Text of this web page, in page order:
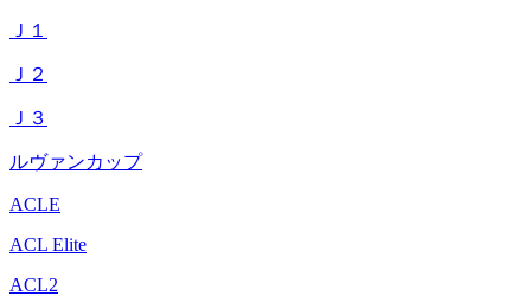
Ｊ１
Ｊ２
Ｊ３
ルヴァンカップ
ACLE
ACL Elite
ACL2